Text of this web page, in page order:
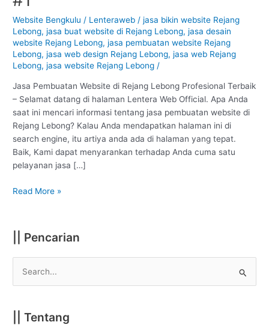
Website Bengkulu / Lenteraweb /jasa bikin website Rejang
Lebong,jasa buat website di Rejang Lebong,jasa desain
website Rejang Lebong,jasa pembuatan website Rejang
Lebong,jasa web design Rejang Lebong,jasa web Rejang
Lebong,jasa website Rejang Lebong /
Jasa Pembuatan Website di Rejang Lebong Profesional Terbaik
– Selamat datang di halaman Lentera Web Official. Apa Anda
saat ini mencari informasi tentang jasa pembuatan website di
Rejang Lebong? Kalau Anda mendapatkan halaman ini di
search engine, itu artiya anda ada di halaman yang tepat.
Baik, Kami dapat menyarankan terhadap Anda cuma satu
pelayanan jasa […]
Rejang
Lebong
:
Profesional
#1
Read More »
|| Pencarian
r || Tentang